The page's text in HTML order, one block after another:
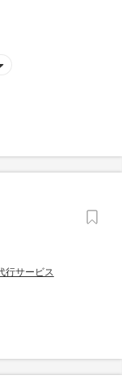
行サービス